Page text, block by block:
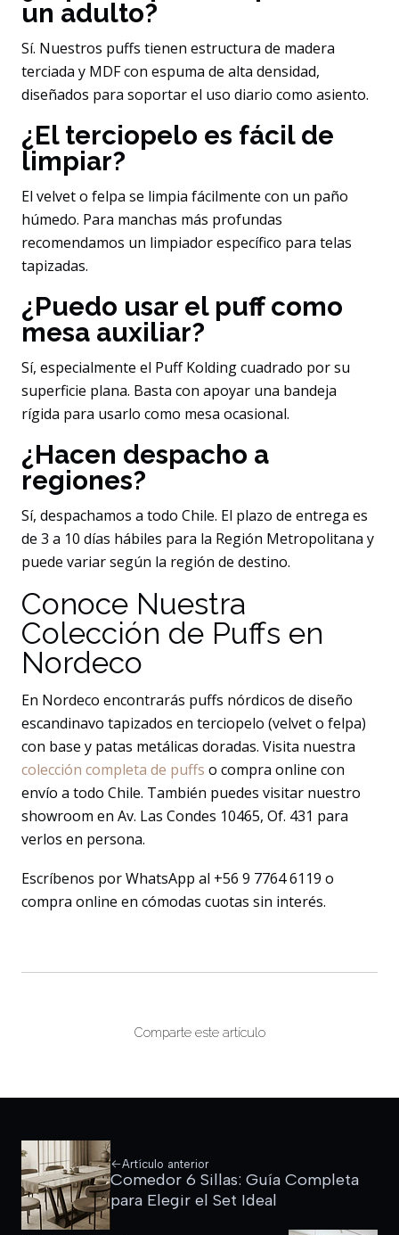
un adulto?
Sí. Nuestros puffs tienen estructura de madera
terciada y MDF con espuma de alta densidad,
diseñados para soportar el uso diario como asiento.
¿El terciopelo es fácil de
limpiar?
El velvet o felpa se limpia fácilmente con un paño
húmedo. Para manchas más profundas
recomendamos un limpiador específico para telas
tapizadas.
¿Puedo usar el puff como
mesa auxiliar?
Sí, especialmente el Puff Kolding cuadrado por su
superficie plana. Basta con apoyar una bandeja
rígida para usarlo como mesa ocasional.
¿Hacen despacho a
regiones?
Sí, despachamos a todo Chile. El plazo de entrega es
de 3 a 10 días hábiles para la Región Metropolitana y
puede variar según la región de destino.
Conoce Nuestra
Colección de Puffs en
Nordeco
En Nordeco encontrarás puffs nórdicos de diseño
escandinavo tapizados en terciopelo (velvet o felpa)
con base y patas metálicas doradas. Visita nuestra
colección completa de puffs o compra online con
envío a todo Chile. También puedes visitar nuestro
showroom en Av. Las Condes 10465, Of. 431 para
verlos en persona.
Escríbenos por WhatsApp al +56 9 7764 6119 o
compra online en cómodas cuotas sin interés.
Comparte este artículo
Artículo anterior
Comedor 6 Sillas: Guía Completa
para Elegir el Set Ideal